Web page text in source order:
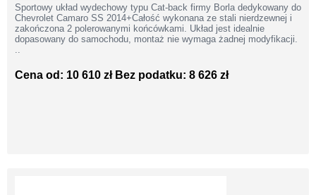
Sportowy układ wydechowy typu Cat-back firmy Borla dedykowany do
Chevrolet Camaro SS 2014+Całość wykonana ze stali nierdzewnej i
zakończona 2 polerowanymi końcówkami. Układ jest idealnie
dopasowany do samochodu, montaż nie wymaga żadnej modyfikacji.
..
Cena od: 10 610 zł Bez podatku: 8 626 zł